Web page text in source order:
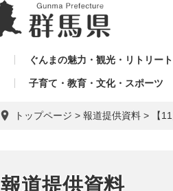
ぐんまの魅力・観光・リトリート
子育て・教育・文化・スポーツ
トップページ > 報道提供資料 > 【
報道提供資料